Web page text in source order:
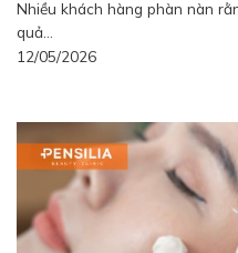
Nhiều khách hàng phàn nàn
quả...
12/05/2026